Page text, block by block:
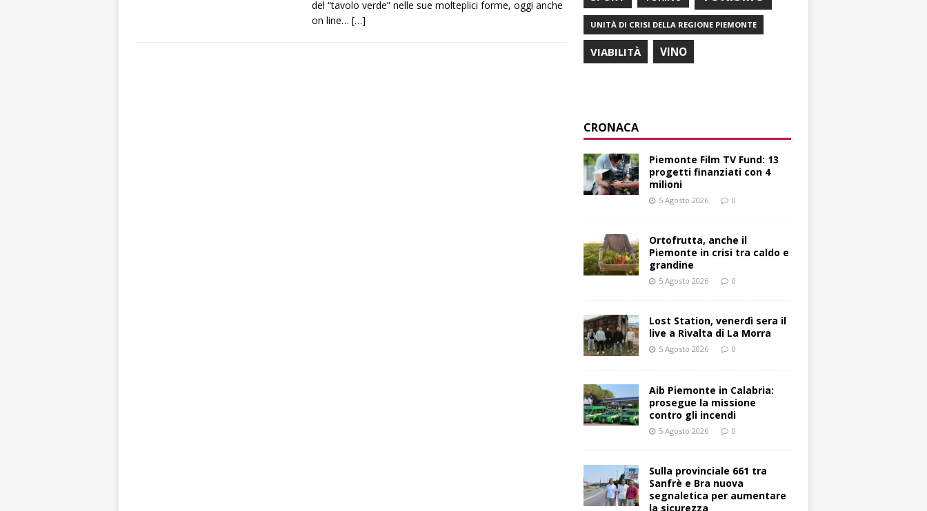
del “tavolo verde” nelle sue molteplici forme, oggi anche
on line… […] UNITÀ DI CRISI DELLA REGIONE PIEMONTE
VIABILITÀ VINO
CRONACA
Piemonte Film TV Fund: 13
progetti finanziati con 4
milioni
5 Agosto 2026 0
Ortofrutta, anche il
Piemonte in crisi tra caldo e
grandine
5 Agosto 2026 0
Lost Station, venerdì sera il
live a Rivalta di La Morra
5 Agosto 2026 0
Aib Piemonte in Calabria:
prosegue la missione
contro gli incendi
5 Agosto 2026 0
Sulla provinciale 661 tra
Sanfrè e Bra nuova
segnaletica per aumentare
la sicurezza